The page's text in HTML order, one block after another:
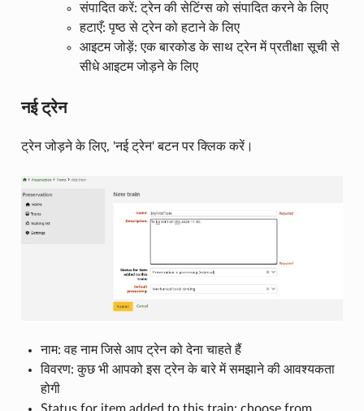
संपादित करें: ट्रेन की सेटिंग्स को संपादित करने के लिए
हटाएँ: पृष्ठ से ट्रेन को हटाने के लिए
आइटम जोड़ें: एक बारकोड के साथ ट्रेन में प्रतीक्षा सूची से
सीधे आइटम जोड़ने के लिए
नई ट्रेन
ट्रेन जोड़ने के लिए, 'नई ट्रेन' बटन पर क्लिक करें।
नाम: वह नाम जिसे आप ट्रेन को देना चाहते हैं
विवरण: कुछ भी आपको इस ट्रेन के बारे में समझाने की आवश्यकता
होगी
Status for item added to this train: choose from